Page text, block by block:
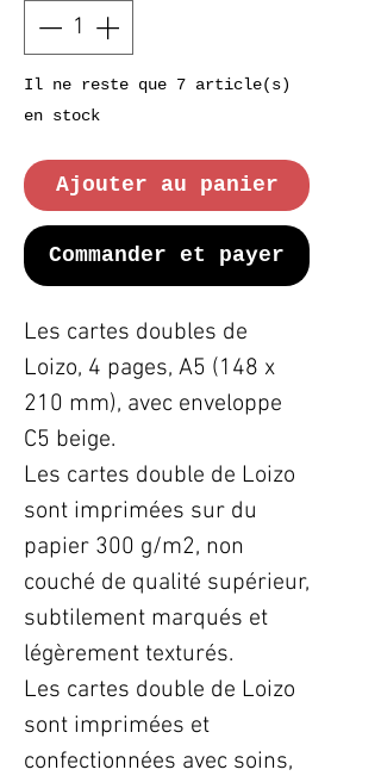
Il ne reste que 7 article(s)
en stock
Ajouter au panier
Commander et payer
Les cartes doubles de
Loizo, 4 pages, A5 (148 x
210 mm), avec enveloppe
C5 beige.
Les cartes double de Loizo
sont imprimées sur du
papier 300 g/m2, non
couché de qualité supérieur,
subtilement marqués et
légèrement texturés.
Les cartes double de Loizo
sont imprimées et
confectionnées avec soins,